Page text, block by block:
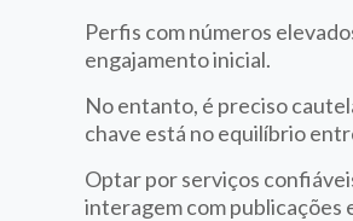
Perfis com números
engajamento inicial.
No entanto, é preciso
chave está no equilíbrio
Optar por serviços
interagem com publicações